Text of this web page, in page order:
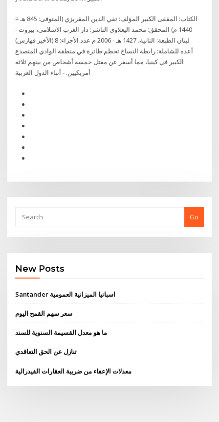
الكتاب: المقفى الكبير المؤلف: تقي الدين المقريزي (المتوفى: 845 هـ =
1440 م) المحقق: محمد اليعلاوي الناشر: دار الغرب الاسلامي، بيروت -
لبنان الطبعة: الثانية، 1427 هـ - 2006 م عدد الأجزاء: 8 (الأخير فهارس)
أعده للشاملة: رابطة النساخ تحطم طائرة في منطقة الوادي المتصدع
الكبير في كينيا، مما أسفر عن مقتل خمسة أشخاص من بينهم ثلاثة
أمريكيين. - أنباء الدول العربية
Go
New Posts
Santander اسبانيا الميزانية العمومية
سعر سهم القمح اليوم
ما هو معدل القسيمة السنوية للسند
تنازل عن الحق التعاقدي
معدلات الإعفاء من ضريبة العقارات الفيدرالية